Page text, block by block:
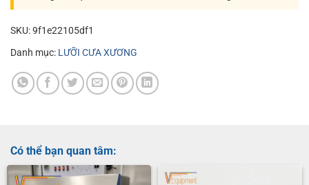
SKU:9f1e22105df1
Danh mục: LƯỠI CƯA XƯƠNG
Có thể bạn quan tâm: